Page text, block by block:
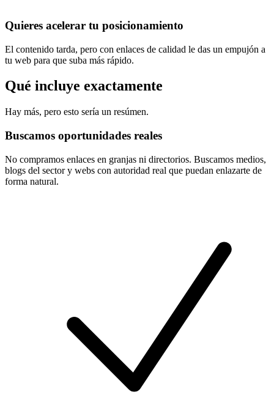
Quieres acelerar tu posicionamiento
El contenido tarda, pero con enlaces de calidad le das un empujón a
tu web para que suba más rápido.
Qué incluye exactamente
Hay más, pero esto sería un resúmen.
Buscamos oportunidades reales
No compramos enlaces en granjas ni directorios. Buscamos medios,
blogs del sector y webs con autoridad real que puedan enlazarte de
forma natural.